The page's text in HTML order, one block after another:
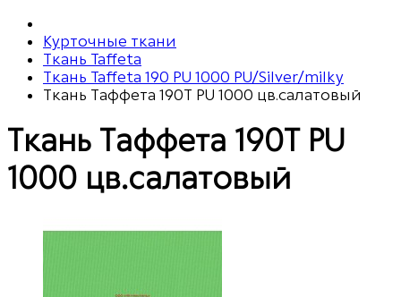
Курточные ткани
Ткань Taffeta
Ткань Taffeta 190 PU 1000 PU/Silver/milky
Ткань Таффета 190T PU 1000 цв.салатовый
Ткань Таффета 190T PU
1000 цв.салатовый